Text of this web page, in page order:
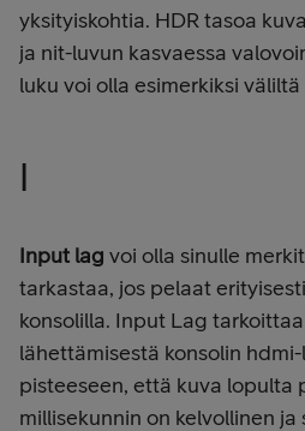
yksityiskohtia. HDR tasoa
ja nit-luvun kasvaessa
luku voi olla esimerkiksi
I
Input lag voi olla sinulle
tarkastaa, jos pelaat
konsolilla. Input Lag
lähettämisestä konsolin
pisteeseen, että kuva lopulta
millisekunnin on kelvollinen